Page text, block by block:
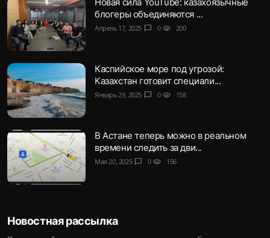
блогеры объединяются ...
Апрель 17, 2025 chat_bubble 0 visibility 200
Каспийское море под угрозой:
Казахстан готовит специали...
Январь 29, 2025 chat_bubble 0 visibility 158
В Астане теперь можно в реальном
времени следить за дви...
Мая 20, 2025 chat_bubble 0 visibility 156
Новостная рассылка